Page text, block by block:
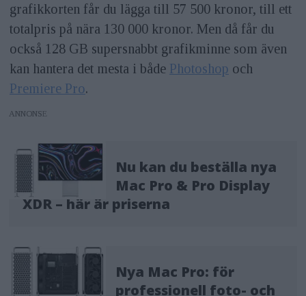
grafikkorten får du lägga till 57 500 kronor, till ett
totalpris på nära 130 000 kronor. Men då får du
också 128 GB supersnabbt grafikminne som även
kan hantera det mesta i både Photoshop och
Premiere Pro.
ANNONS
Nu kan du beställa nya
Mac Pro & Pro Display
XDR – här är priserna
Nya Mac Pro: för
professionell foto- och